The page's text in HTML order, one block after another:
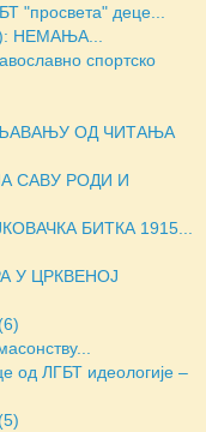
"просвета" деце...
НЕМАЊА...
спортско
ОД ЧИТАЊА
САВУ РОДИ И
БИТКА 1915...
У ЦРКВЕНОЈ
од ЛГБТ идеологије –